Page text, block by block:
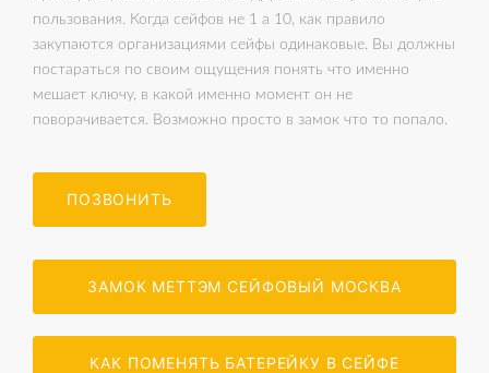
пользования. Когда сейфов не 1 а 10, как правило
закупаются организациями сейфы одинаковые. Вы должны
постараться по своим ощущения понять что именно
мешает ключу, в какой именно момент он не
поворачивается. Возможно просто в замок что то попало.
ПОЗВОНИТЬ
ЗАМОК МЕТТЭМ СЕЙФОВЫЙ МОСКВА
КАК ПОМЕНЯТЬ БАТЕРЕЙКУ В СЕЙФЕ